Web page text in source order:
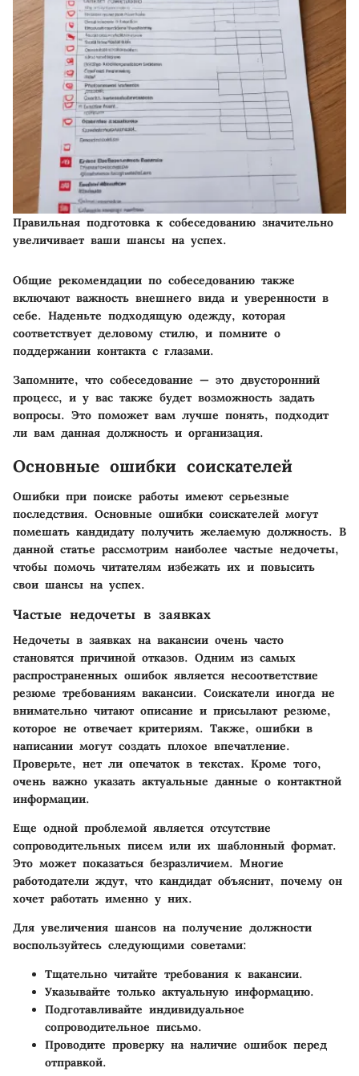
Правильная подготовка к собеседованию значительно
увеличивает ваши шансы на успех.
Общие рекомендации по собеседованию также
включают важность внешнего вида и уверенности в
себе. Наденьте подходящую одежду, которая
соответствует деловому стилю, и помните о
поддержании контакта с глазами.
Запомните, что собеседование — это двусторонний
процесс, и у вас также будет возможность задать
вопросы. Это поможет вам лучше понять, подходит
ли вам данная должность и организация.
Основные ошибки соискателей
Ошибки при поиске работы имеют серьезные
последствия. Основные ошибки соискателей могут
помешать кандидату получить желаемую должность. В
данной статье рассмотрим наиболее частые недочеты,
чтобы помочь читателям избежать их и повысить
свои шансы на успех.
Частые недочеты в заявках
Недочеты в заявках на вакансии очень часто
становятся причиной отказов. Одним из самых
распространенных ошибок является несоответствие
резюме требованиям вакансии. Соискатели иногда не
внимательно читают описание и присылают резюме,
которое не отвечает критериям. Также, ошибки в
написании могут создать плохое впечатление.
Проверьте, нет ли опечаток в текстах. Кроме того,
очень важно указать актуальные данные о контактной
информации.
Еще одной проблемой является отсутствие
сопроводительных писем или их шаблонный формат.
Это может показаться безразличием. Многие
работодатели ждут, что кандидат объяснит, почему он
хочет работать именно у них.
Для увеличения шансов на получение должности
воспользуйтесь следующими советами:
Тщательно читайте требования к вакансии.
Указывайте только актуальную информацию.
Подготавливайте индивидуальное
сопроводительное письмо.
Проводите проверку на наличие ошибок перед
отправкой.